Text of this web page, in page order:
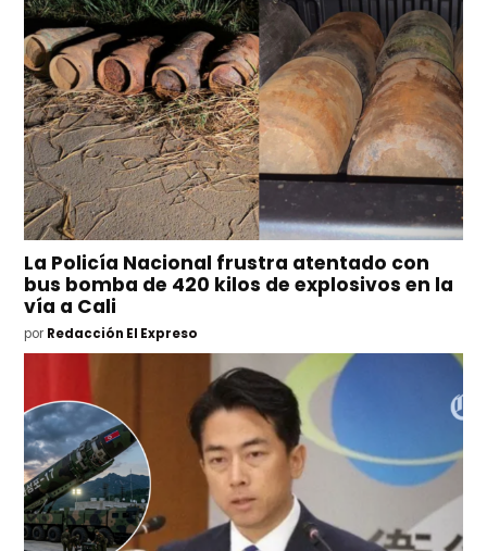
La Policía Nacional frustra atentado con
bus bomba de 420 kilos de explosivos en la
vía a Cali
por Redacción El Expreso